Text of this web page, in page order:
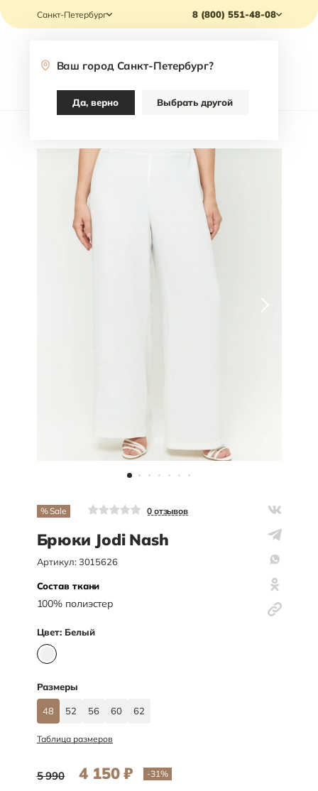
Санкт-Петербург
Ваш город Санкт-Петербург?
Да, верно Выбрать другой
8 (800) 551-48-08
Каталог
% Sale 0 отзывов
Брюки Jodi Nash
Артикул:3015626
Состав ткани
100% полиэстер
Цвет: Белый
Размеры
48 52 56 60 62
Таблица размеров
5 990 4 150₽ -31%